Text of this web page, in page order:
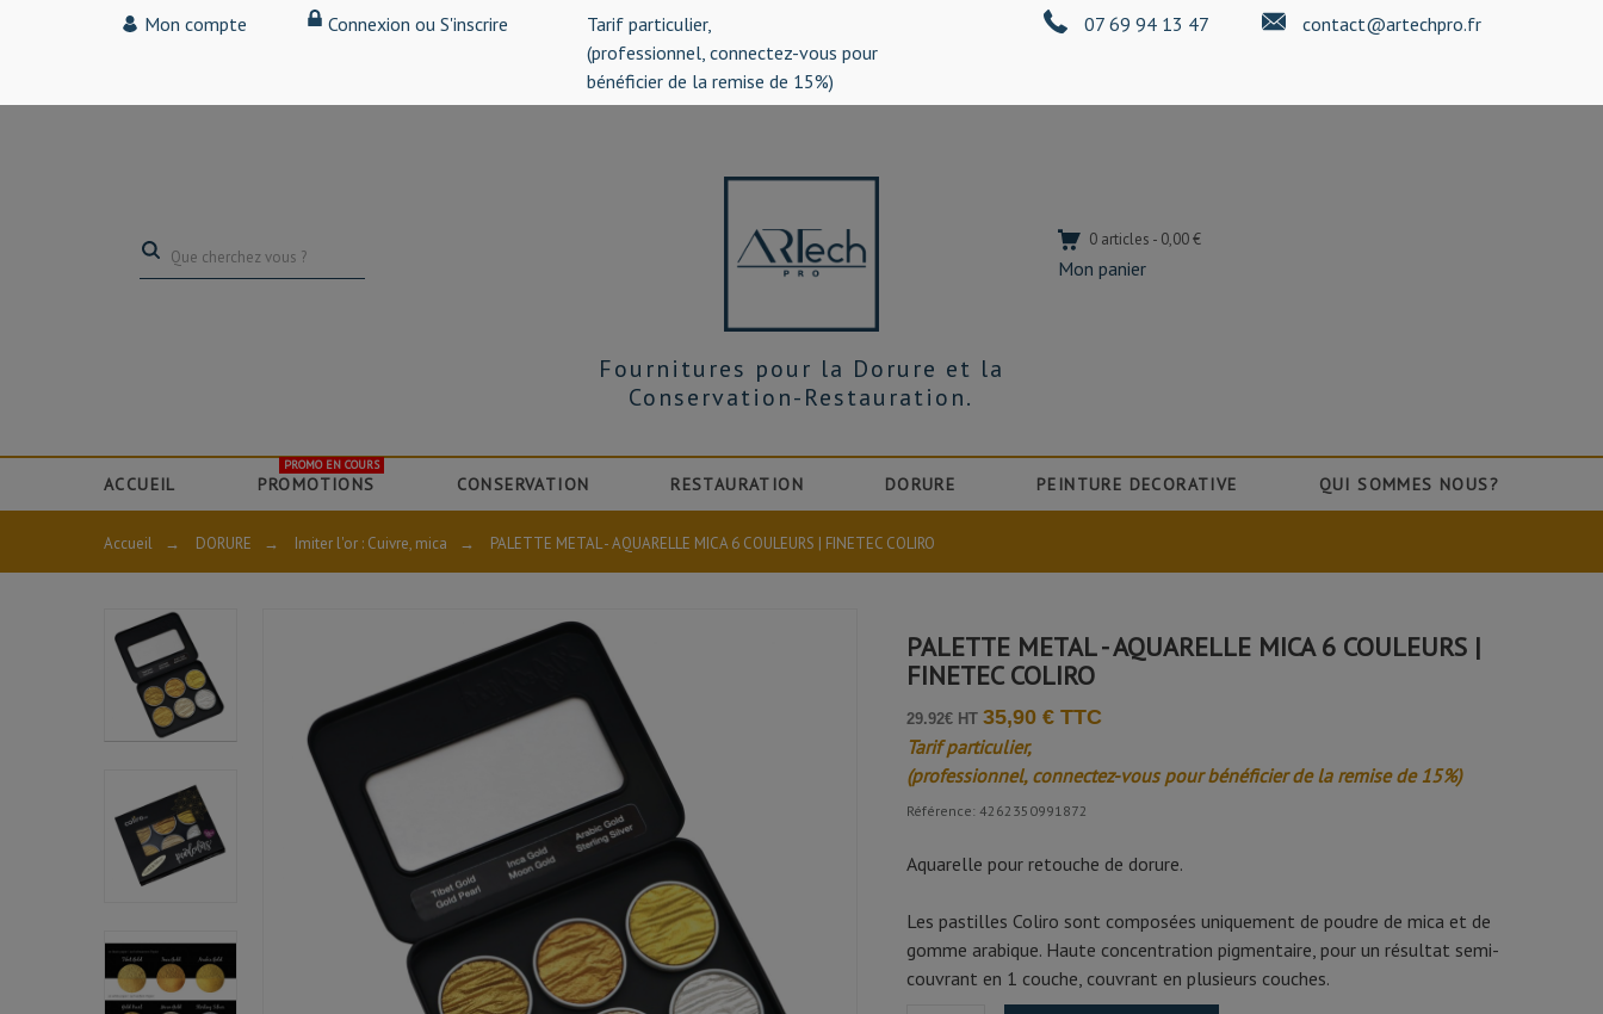
Mon compte Connexion ou S'inscrire
Tarif particulier,
(professionnel, connectez-vous pour
bénéficier de la remise de 15%)
07 69 94 13 47 contact@artechpro.fr
0 articles - 0,00 €
Mon panier
Fournitures pour la Dorure et la
Conservation-Restauration.
ACCUEIL PROMOTIONS
PROMO EN COURS
CONSERVATION RESTAURATION DORURE PEINTURE DECORATIVE QUI SOMMES NOUS?
Accueil → DORURE → Imiter l'or : Cuivre, mica → PALETTE METAL - AQUARELLE MICA 6 COULEURS | FINETEC COLIRO
PALETTE METAL - AQUARELLE MICA 6 COULEURS |
FINETEC COLIRO
29.92€ HT 35,90 € TTC
Tarif particulier,
(professionnel, connectez-vous pour bénéficier de la remise de 15%)
Référence: 4262350991872
Aquarelle pour retouche de dorure.
Les pastilles Coliro sont composées uniquement de poudre de mica et de
gomme arabique. Haute concentration pigmentaire, pour un résultat semi-
couvrant en 1 couche, couvrant en plusieurs couches.